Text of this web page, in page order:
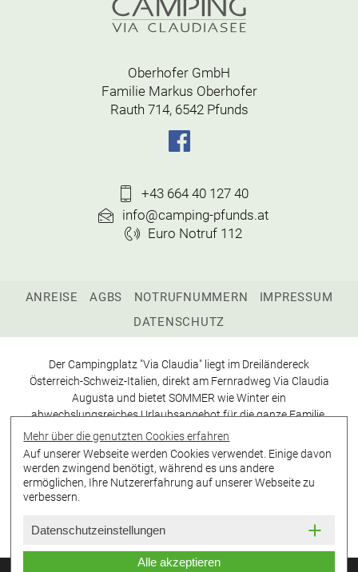
Oberhofer GmbH
Familie Markus Oberhofer
Rauth 714, 6542 Pfunds
+43 664 40 127 40
info@camping-pfunds.at
Euro Notruf 112
ANREISE AGBS NOTRUFNUMMERN
IMPRESSUM
DATENSCHUTZ
Der Campingplatz "Via Claudia" liegt im Dreiländereck
Österreich-Schweiz-Italien, direkt am Fernradweg Via Claudia
Augusta und bietet SOMMER wie Winter ein
abwechslungsreiches Urlaubsangebot für die ganze Familie.
Mehr über die genutzten Cookies erfahren
Auf unserer Webseite werden Cookies verwendet. Einige davon
werden zwingend benötigt, während es uns andere
ermöglichen, Ihre Nutzererfahrung auf unserer Webseite zu
verbessern.
Datenschutzeinstellungen
Alle akzeptieren